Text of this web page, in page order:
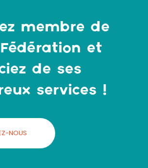
membre de
et
de ses
services !
NOUS